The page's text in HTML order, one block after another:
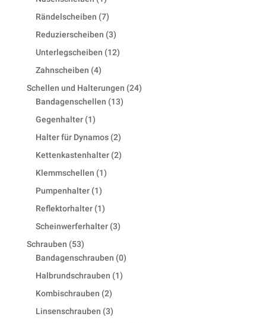
product
Rändelscheiben 77
products
Reduzierscheiben 33
products
Unterlegscheiben 1212
Zahnscheiben 44
products
Schellen und Halterungen 2424
Bandagenschellen 1313
Gegenhalter 11
product
Halter für Dynamos 22
products
Kettenkastenhalter 22
Klemmschellen 11
Pumpenhalter 11
product
Reflektorhalter 11
product
Scheinwerferhalter 33
Schrauben 5353
products
Bandagenschrauben 00
Halbrundschrauben 11
Kombischrauben 22
products
Linsenschrauben 33